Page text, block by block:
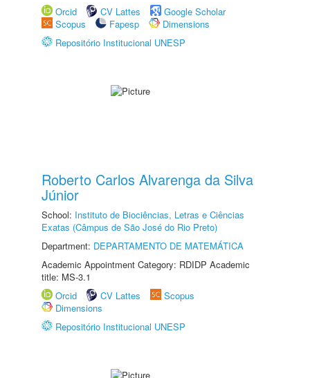
Orcid
CV Lattes
Google Scholar
Scopus
Fapesp
Dimensions
Repositório Institucional UNESP
Roberto Carlos Alvarenga da Silva
Júnior
School: Instituto de Biociências, Letras e Ciências
Exatas (Câmpus de São José do Rio Preto)
Department: DEPARTAMENTO DE MATEMÁTICA
Academic Appointment Category: RDIDP Academic
title: MS-3.1
Orcid
CV Lattes
Scopus
Dimensions
Repositório Institucional UNESP